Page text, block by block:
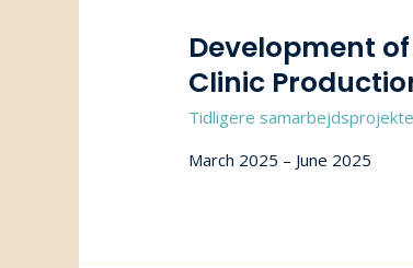
Development
Clinic
Tidligere
March 2025 – June 2025